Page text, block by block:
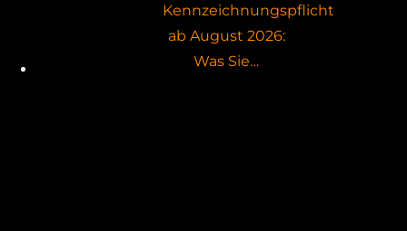
Kennzeichnungspflicht
ab August 2026:
Was Sie…